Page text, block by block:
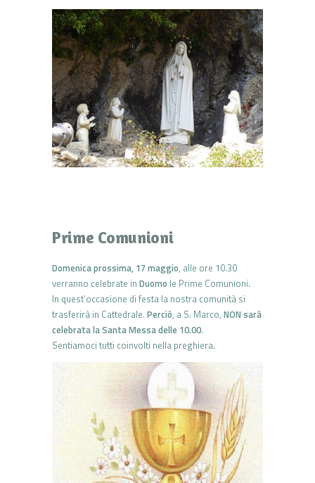
Prime Comunioni
Domenica prossima, 17 maggio, alle ore 10.30
verranno celebrate in Duomo le Prime Comunioni.
In quest’occasione di festa la nostra comunità si
trasferirà in Cattedrale. Perciò, a S. Marco, NON sarà
celebrata la Santa Messa delle 10.00.
Sentiamoci tutti coinvolti nella preghiera.